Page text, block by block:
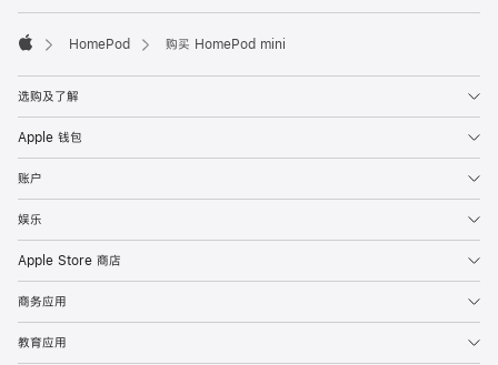
HomePod 购买 HomePod mini
选购及了解
Apple 钱包
账户
娱乐
Apple Store 商店
商务应用
教育应用